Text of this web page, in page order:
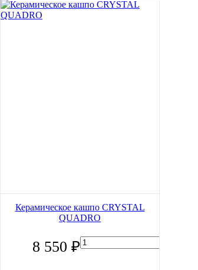
Керамическое кашпо CRYSTAL
QUADRO
8 550 ₽